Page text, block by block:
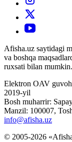
Afisha.uz saytidagi
va boshqa
ruxsati bilan mumkin.
Elektron OAV
2019-yil
Bosh muharrir:
Manzil: 100007,
info@afisha.uz
© 2005-2026